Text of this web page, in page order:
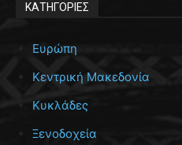
ΚΑΤΗΓΟΡΙΕΣ
Ευρώπη
Κεντρική Μακεδονία
Κυκλάδες
Ξενοδοχεία